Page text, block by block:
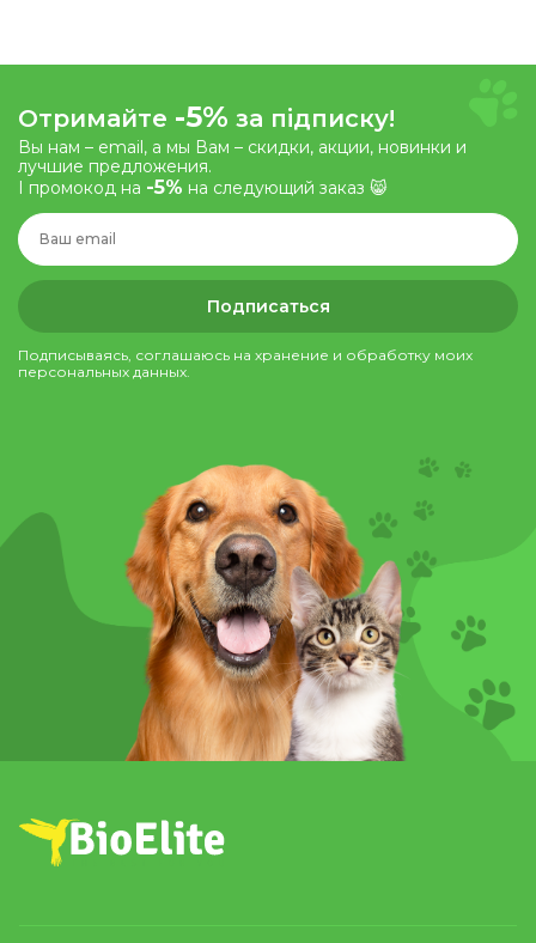
Отримайте -5% за підписку!
Вы нам – email, а мы Вам – скидки, акции, новинки и
лучшие предложения.
І промокод на -5% на следующий заказ 😸
Подписаться
Подписываясь, соглашаюсь на хранение и обработку моих
персональных данных.